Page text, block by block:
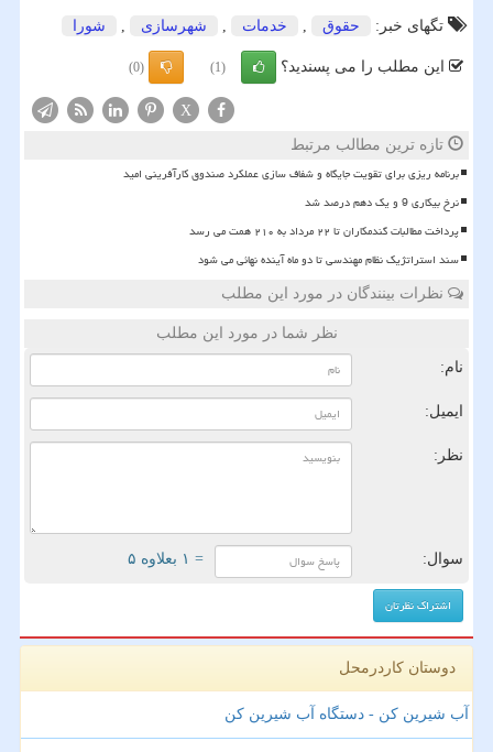
تگهای خبر:
حقوق , خدمات , شهرسازی , شورا
این مطلب را می پسندید؟ (1)
(0)
X
تازه ترین مطالب مرتبط
برنامه ریزی برای تقویت جایگاه و شفاف سازی عملکرد صندوق کارآفرینی امید
نرخ بیکاری 9 و یک دهم درصد شد
پرداخت مطالبات گندمکاران تا ۲۲ مرداد به ۲۱۰ همت می رسد
سند استراتژیک نظام مهندسی تا دو ماه آینده نهائی می شود
نظرات بینندگان در مورد این مطلب
نظر شما در مورد این مطلب
نام:
ایمیل:
نظر:
سوال: = ۱ بعلاوه ۵
دوستان کاردرمحل
آب شیرین کن - دستگاه آب شیرین کن